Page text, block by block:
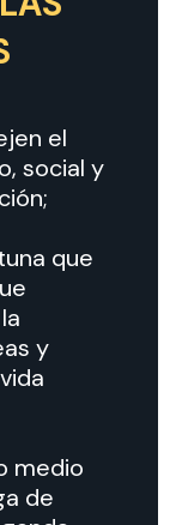
el
social y
que
y
medio
de